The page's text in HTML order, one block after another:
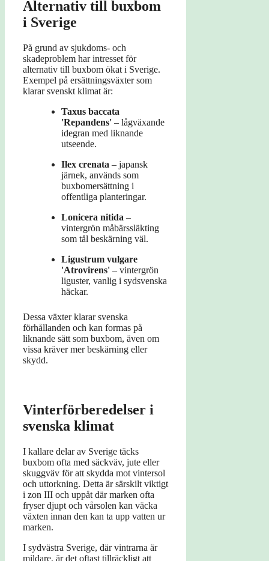
Alternativ till buxbom
i Sverige
På grund av sjukdoms- och
skadeproblem har intresset för
alternativ till buxbom ökat i Sverige.
Exempel på ersättningsväxter som
klarar svenskt klimat är:
Taxus baccata
'Repandens' – lågväxande
idegran med liknande
utseende.
Ilex crenata – japansk
järnek, används som
buxbomersättning i
offentliga planteringar.
Lonicera nitida –
vintergrön måbärssläkting
som tål beskärning väl.
Ligustrum vulgare
'Atrovirens' – vintergrön
liguster, vanlig i sydsvenska
häckar.
Dessa växter klarar svenska
förhållanden och kan formas på
liknande sätt som buxbom, även om
vissa kräver mer beskärning eller
skydd.
Vinterförberedelser i
svenska klimat
I kallare delar av Sverige täcks
buxbom ofta med säckväv, jute eller
skuggväv för att skydda mot vintersol
och uttorkning. Detta är särskilt viktigt
i zon III och uppåt där marken ofta
fryser djupt och vårsolen kan väcka
växten innan den kan ta upp vatten ur
marken.
I sydvästra Sverige, där vintrarna är
mildare, är det oftast tillräckligt att